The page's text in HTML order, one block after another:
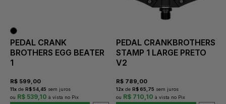
PEDAL CRANK
BROTHERS EGG BEATER
1
R$ 599,00
11x de R$ 54,45 sem juros
R$ 539,10
PEDAL CRANKBROTHERS
STAMP 1 LARGE PRETO
V2
R$ 789,00
12x de R$ 65,75 sem juros
R$ 710,10